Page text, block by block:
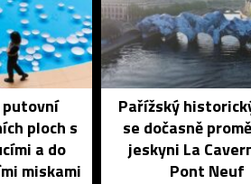
putovní
ploch s
a do
miskami
Pařížský
se dočasně
jeskyni La
Pont Neuf